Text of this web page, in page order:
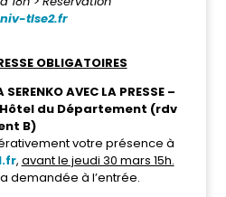
tlse2.fr
OBLIGATOIRES
AVEC LA PRESSE –
Hôtel du Département (rdv
B)
votre présence à
, avant le jeudi 30 mars 15h.
demandée à l’entrée.